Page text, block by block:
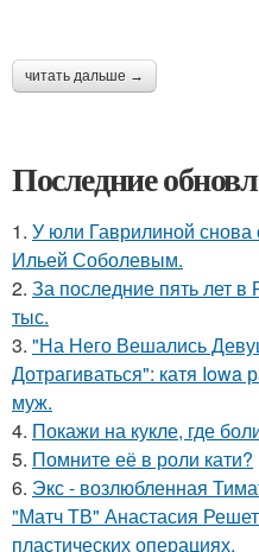
читать дальше →
Последние
1. У юли Гаврилиной снова
Ильей Соболевым.
2. За последние пять лет в
тыс.
3. "На Него Вешались
Дотрагиваться": катя Iowa
муж.
4. Покажи на кукле, где
5. Помните её в роли кати?
6. Экс - возлюбленная
"Матч ТВ" Анастасия
пластических операциях.